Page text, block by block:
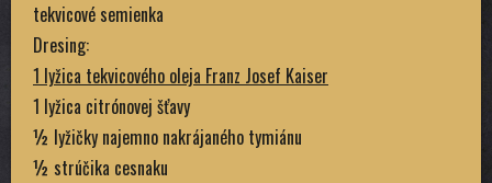
tekvicové semienka
Dresing:
1 lyžica tekvicového oleja Franz Josef Kaiser
1 lyžica citrónovej šťavy
½ lyžičky najemno nakrájaného tymiánu
½ strúčika cesnaku